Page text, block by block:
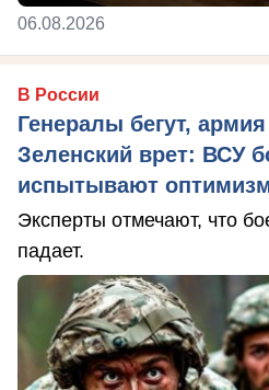
06.08.2026
В России
Генералы бегут, армия
Зеленский врет: ВСУ
испытывают
Эксперты отмечают, что
падает.